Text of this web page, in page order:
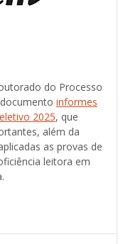
do Processo
informes
2025, que
além da
as provas de
leitora em